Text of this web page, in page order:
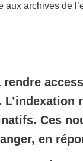
archives de
Ces
en